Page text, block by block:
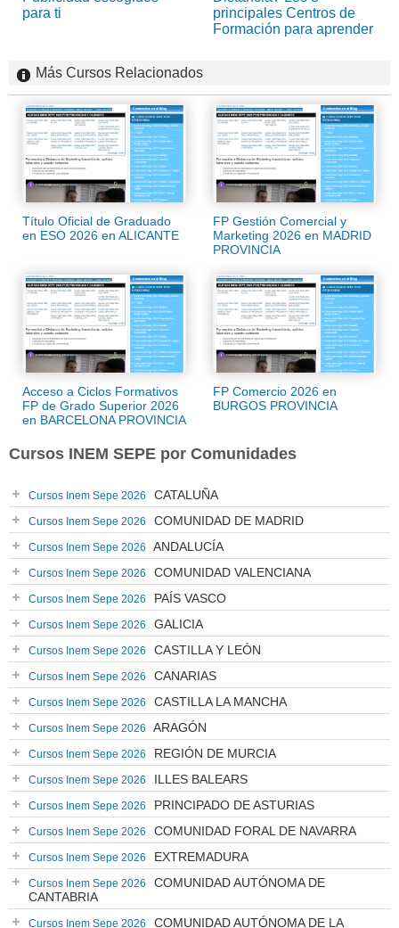
para ti
principales Centros de
Formación para aprender
Más Cursos Relacionados
Título Oficial de Graduado
en ESO 2026 en ALICANTE
FP Gestión Comercial y
Marketing 2026 en MADRID
PROVINCIA
Acceso a Ciclos Formativos
FP de Grado Superior 2026
en BARCELONA PROVINCIA
FP Comercio 2026 en
BURGOS PROVINCIA
Cursos INEM SEPE por Comunidades
Cursos Inem Sepe 2026 CATALUÑA
Cursos Inem Sepe 2026 COMUNIDAD DE MADRID
Cursos Inem Sepe 2026 ANDALUCÍA
Cursos Inem Sepe 2026 COMUNIDAD VALENCIANA
Cursos Inem Sepe 2026 PAÍS VASCO
Cursos Inem Sepe 2026 GALICIA
Cursos Inem Sepe 2026 CASTILLA Y LEÓN
Cursos Inem Sepe 2026 CANARIAS
Cursos Inem Sepe 2026 CASTILLA LA MANCHA
Cursos Inem Sepe 2026 ARAGÓN
Cursos Inem Sepe 2026 REGIÓN DE MURCIA
Cursos Inem Sepe 2026 ILLES BALEARS
Cursos Inem Sepe 2026 PRINCIPADO DE ASTURIAS
Cursos Inem Sepe 2026 COMUNIDAD FORAL DE NAVARRA
Cursos Inem Sepe 2026 EXTREMADURA
Cursos Inem Sepe 2026
COMUNIDAD AUTÓNOMA DE
CANTABRIA
Cursos Inem Sepe 2026
COMUNIDAD AUTÓNOMA DE LA